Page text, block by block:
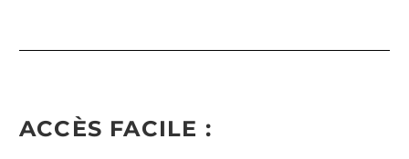
ACCÈS FACILE :